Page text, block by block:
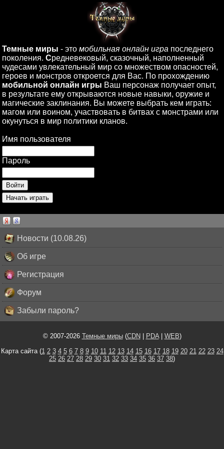
Темные миры - это мобильная онлайн игра последнего
поколения. Средневековый, сказочный, наполненный
чудесами увлекательный мир со множеством опасностей,
героев и монстров откроется для Вас. По прохождению
мобильной онлайн игры Ваш персонаж получает опыт,
в результате ему открываются новые навыки, оружие и
магические заклинания. Вы можете выбрать кем играть:
магом или воином, участвовать в битвах с монстрами или
окунуться в мир политики кланов.
Имя пользователя
Пароль
Новости (10.08.26)
Об игре
Регистрация
Форум
Забыли пароль?
© 2007-2026 Темные миры(CDN| PDA| WEB)
Карта сайта (1 2 3 4 5 6 7 8 9 10 11 12 13 14 15 16 17 18 19 20 21 22 23 24
25 26 27 28 29 30 31 32 33 34 35 36 37 38)